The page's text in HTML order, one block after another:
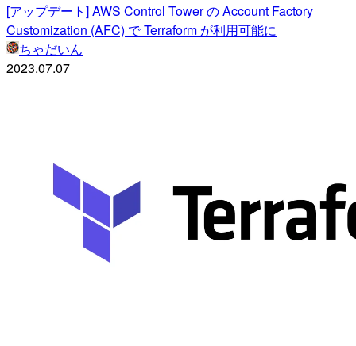
[アップデート] AWS Control Tower の Account Factory
Customization (AFC) で Terraform が利用可能に
ちゃだいん
2023.07.07